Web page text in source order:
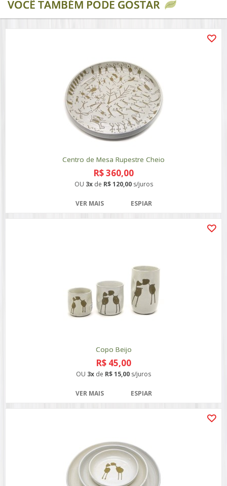
VOCÊ TAMBÉM PODE GOSTAR
Centro de Mesa Rupestre Cheio
R$ 360,00
OU 3xde R$ 120,00s/juros
VER MAIS ESPIAR
Copo Beijo
R$ 45,00
OU 3x de R$ 15,00 s/juros
VER MAIS ESPIAR